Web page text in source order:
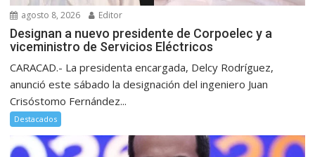
agosto 8, 2026 Editor
Designan a nuevo presidente de Corpoelec y a
viceministro de Servicios Eléctricos
CARACAD.- La presidenta encargada, Delcy Rodríguez,
anunció este sábado la designación del ingeniero Juan
Crisóstomo Fernández...
Destacados